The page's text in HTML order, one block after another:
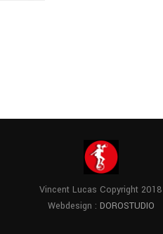
Vincent Lucas Copyright 2018
Webdesign : DOROSTUDIO